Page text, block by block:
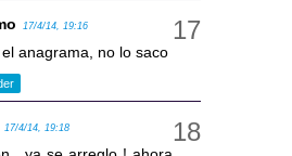
17/4/14, 19:16
anagrama, no lo saco
17/4/14, 19:18